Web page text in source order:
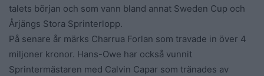
talets början och som vann bland annat Sweden Cup och
Årjängs Stora Sprinterlopp.
På senare år märks Charrua Forlan som travade in över 4
miljoner kronor. Hans-Owe har också vunnit
Sprintermästaren med Calvin Capar som tränades av